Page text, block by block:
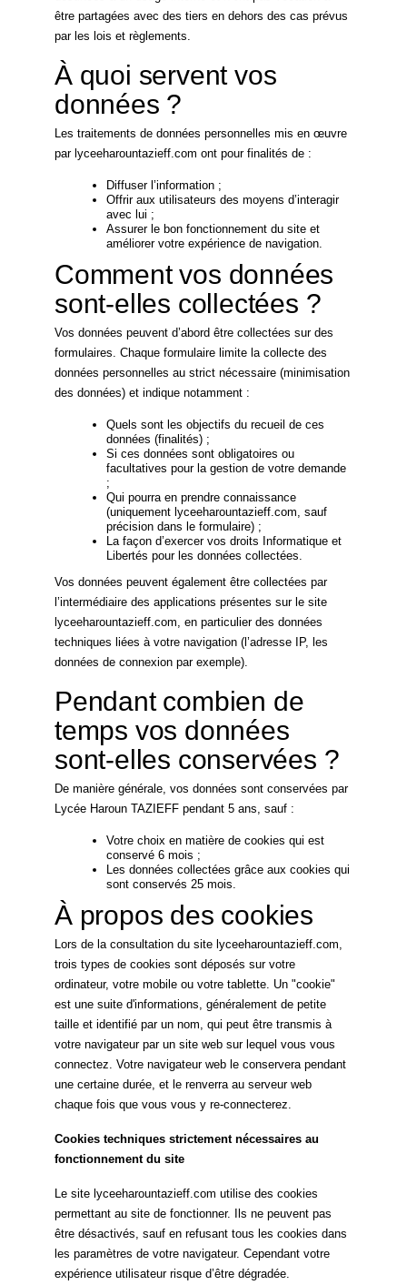
être partagées avec des tiers en dehors des cas prévus
par les lois et règlements.
À quoi servent vos
données ?
Les traitements de données personnelles mis en œuvre
par lyceeharountazieff.com ont pour finalités de :
Diffuser l’information ;
Offrir aux utilisateurs des moyens d’interagir
avec lui ;
Assurer le bon fonctionnement du site et
améliorer votre expérience de navigation.
Comment vos données
sont-elles collectées ?
Vos données peuvent d’abord être collectées sur des
formulaires. Chaque formulaire limite la collecte des
données personnelles au strict nécessaire (minimisation
des données) et indique notamment :
Quels sont les objectifs du recueil de ces
données (finalités) ;
Si ces données sont obligatoires ou
facultatives pour la gestion de votre demande
;
Qui pourra en prendre connaissance
(uniquement lyceeharountazieff.com, sauf
précision dans le formulaire) ;
La façon d’exercer vos droits Informatique et
Libertés pour les données collectées.
Vos données peuvent également être collectées par
l’intermédiaire des applications présentes sur le site
lyceeharountazieff.com, en particulier des données
techniques liées à votre navigation (l’adresse IP, les
données de connexion par exemple).
Pendant combien de
temps vos données
sont-elles conservées ?
De manière générale, vos données sont conservées par
Lycée Haroun TAZIEFF pendant 5 ans, sauf :
Votre choix en matière de cookies qui est
conservé 6 mois ;
Les données collectées grâce aux cookies qui
sont conservés 25 mois.
À propos des cookies
Lors de la consultation du site lyceeharountazieff.com,
trois types de cookies sont déposés sur votre
ordinateur, votre mobile ou votre tablette. Un "cookie"
est une suite d'informations, généralement de petite
taille et identifié par un nom, qui peut être transmis à
votre navigateur par un site web sur lequel vous vous
connectez. Votre navigateur web le conservera pendant
une certaine durée, et le renverra au serveur web
chaque fois que vous vous y re-connecterez.
Cookies techniques strictement nécessaires au
fonctionnement du site
Le site lyceeharountazieff.com utilise des cookies
permettant au site de fonctionner. Ils ne peuvent pas
être désactivés, sauf en refusant tous les cookies dans
les paramètres de votre navigateur. Cependant votre
expérience utilisateur risque d’être dégradée.